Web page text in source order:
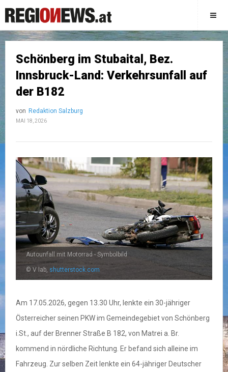
Schönberg im Stubaital, Bez.
Innsbruck-Land: Verkehrsunfall auf
der B182
von Redaktion Salzburg
MAI 18, 2026
Autounfall mit Motorrad - Symbolbild
© V lab, shutterstock.com
Am 17.05.2026, gegen 13.30 Uhr, lenkte ein 30-jähriger
Österreicher seinen PKW im Gemeindegebiet von Schönberg
i.St., auf der Brenner Straße B 182, von Matrei a. Br.
kommend in nördliche Richtung. Er befand sich alleine im
Fahrzeug. Zur selben Zeit lenkte ein 64-jähriger Deutscher